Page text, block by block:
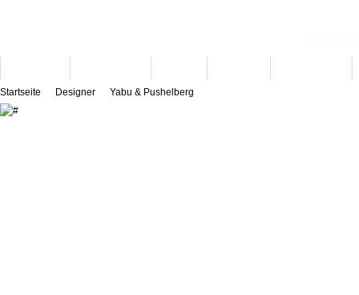
Startseite Designer Yabu & Pushelberg